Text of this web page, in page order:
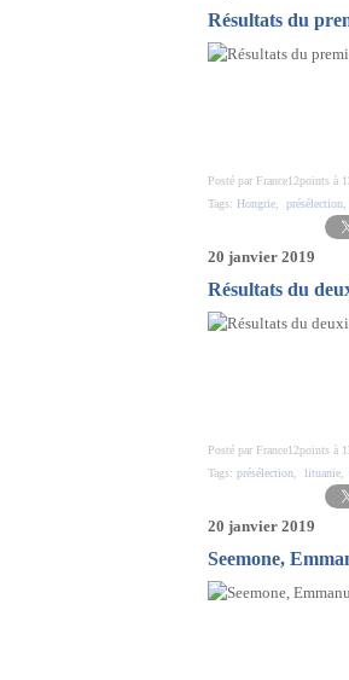
Résultats du
Posté par France12points à
Tags: Hongrie présélection
20 janvier 2019
Résultats du
Posté par France12points à
Tags: présélection lituanie
20 janvier 2019
Seemone,